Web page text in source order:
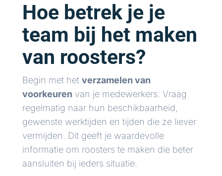
Hoe betrek je je
team bij het maken
van roosters?
Begin met het verzamelen van
voorkeuren van je medewerkers. Vraag
regelmatig naar hun beschikbaarheid,
gewenste werktijden en tijden die ze liever
vermijden. Dit geeft je waardevolle
informatie om roosters te maken die beter
aansluiten bij ieders situatie.